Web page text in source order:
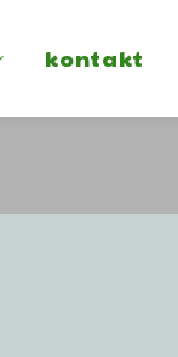
kontakt